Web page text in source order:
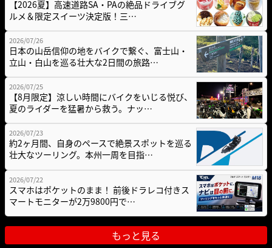
【2026夏】高速道路SA・PAの絶品ドライブグ
ルメ＆限定スイーツ決定版！三…
2026/07/26
日本の山岳信仰の地をバイクで繋ぐ、富士山・
立山・白山を巡る壮大な2日間の旅路…
2026/07/25
【8月限定】涼しい時間にバイクをいじる悦び、
夏のライダーを猛暑から救う。ナッ…
2026/07/23
約2ヶ月間、自身のペースで絶景スポットを巡る
壮大なツーリング。本州一周を目指…
2026/07/22
スマホはポケットのまま！ 前後ドラレコ付きス
マートモニターが2万9800円で…
もっと見る